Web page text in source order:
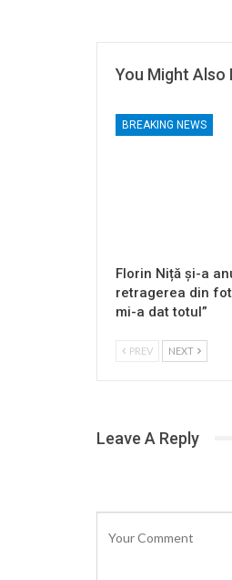
You Might Also
BREAKING NEWS
Florin Niță și-a
retragerea din
mi-a dat totul”
PREV NEXT
Leave A Reply